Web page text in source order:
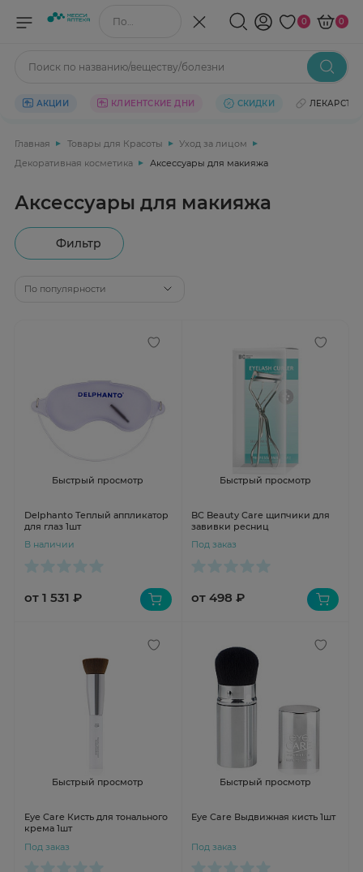
Поиск по названию/веществу 0 0
Поиск по названию/веществу/болезни
АКЦИИ КЛИЕНТСКИЕ ДНИ СКИДКИ ЛЕКАРСТВА
Главная Товары для Красоты
Уход за лицом
Декоративная косметика
Аксессуары для макияжа
Аксессуары для макияжа
Фильтр
По популярности
Быстрый просмотр
Delphanto Теплый аппликатор
для глаз 1шт
В наличии
от 1 531 ₽
Быстрый просмотр
BC Beauty Care щипчики для
завивки ресниц
Под заказ
от 498 ₽
Быстрый просмотр
Eye Care Кисть для тонального
крема 1шт
Под заказ
Быстрый просмотр
Eye Care Выдвижная кисть 1шт
Под заказ